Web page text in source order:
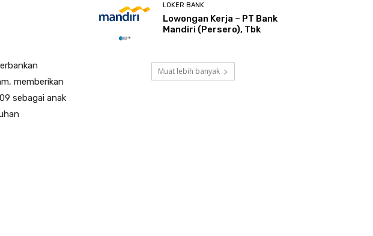
memberikan
sebagai anak
LOKER BANK
Lowongan Kerja – PT Bank
Mandiri (Persero), Tbk
Muat lebih banyak